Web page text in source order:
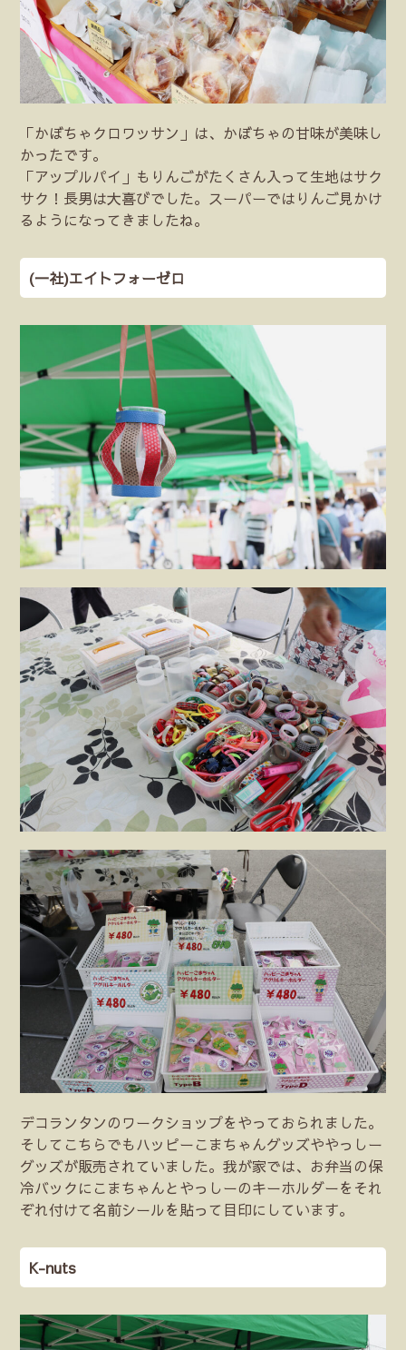
「かぼちゃクロワッサン」は、かぼちゃの甘味が美味し
かったです。
「アップルパイ」もりんごがたくさん入って生地はサク
サク！長男は大喜びでした。スーパーではりんご見かけ
るようになってきましたね。
(一社)エイトフォーゼロ
デコランタンのワークショップをやっておられました。
そしてこちらでもハッピーこまちゃんグッズややっしー
グッズが販売されていました。我が家では、お弁当の保
冷バックにこまちゃんとやっしーのキーホルダーをそれ
ぞれ付けて名前シールを貼って目印にしています。
K-nuts